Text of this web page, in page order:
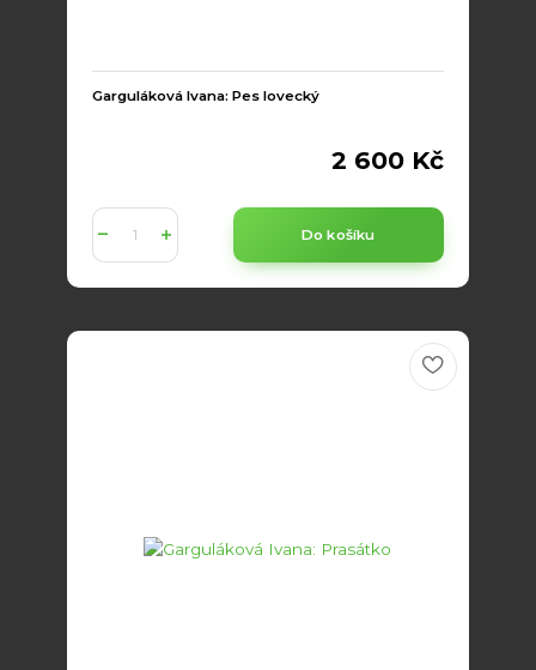
Garguláková Ivana: Pes lovecký
2 600 Kč
Do košíku